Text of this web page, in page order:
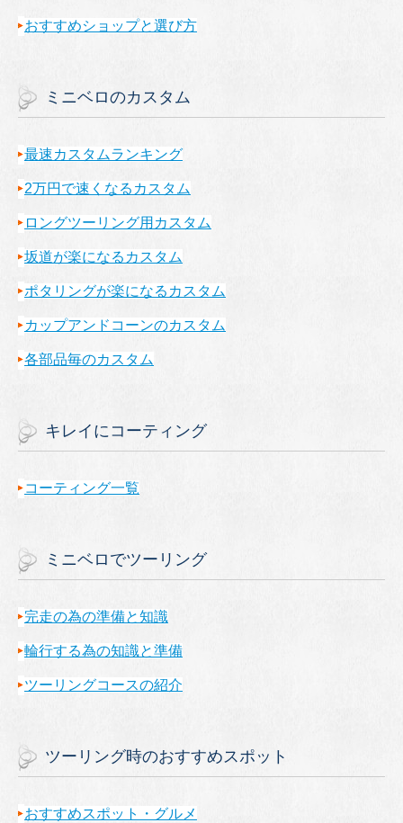
おすすめショップと選び方
ミニベロのカスタム
最速カスタムランキング
2万円で速くなるカスタム
ロングツーリング用カスタム
坂道が楽になるカスタム
ポタリングが楽になるカスタム
カップアンドコーンのカスタム
各部品毎のカスタム
キレイにコーティング
コーティング一覧
ミニベロでツーリング
完走の為の準備と知識
輪行する為の知識と準備
ツーリングコースの紹介
ツーリング時のおすすめスポット
おすすめスポット・グルメ